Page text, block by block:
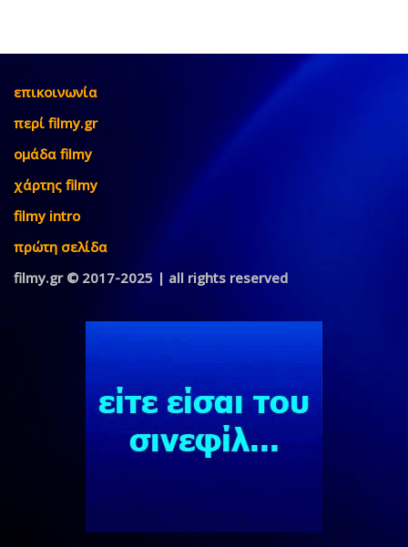
επικοινωνία
περί filmy.gr
ομάδα filmy
χάρτης filmy
filmy intro
πρώτη σελίδα
filmy.gr © 2017-2025 | all rights reserved